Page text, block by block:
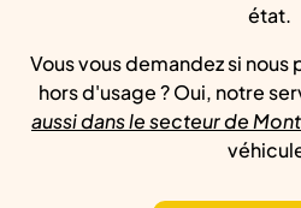
état.
Vous vous demandez si nous
hors d'usage ? Oui, notre
aussi dans le secteur de